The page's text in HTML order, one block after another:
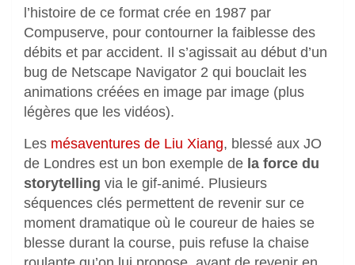
l’histoire de ce format crée en 1987 par
Compuserve, pour contourner la faiblesse des
débits et par accident. Il s’agissait au début d’un
bug de Netscape Navigator 2 qui bouclait les
animations créées en image par image (plus
légères que les vidéos).
Les mésaventures de Liu Xiang, blessé aux JO
de Londres est un bon exemple de la force du
storytelling via le gif-animé. Plusieurs
séquences clés permettent de revenir sur ce
moment dramatique où le coureur de haies se
blesse durant la course, puis refuse la chaise